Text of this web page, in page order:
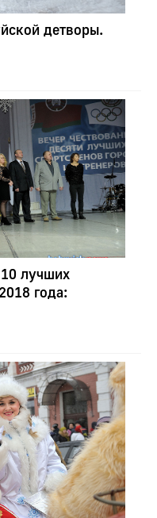
детворы.
лучших
года: